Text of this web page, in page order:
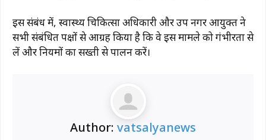
इस संबंध में, स्वास्थ्य चिकित्सा अधिकारी और उप नगर आयुक्त ने
सभी संबंधित पक्षों से आग्रह किया है कि वे इस मामले को गंभीरता से
लें और नियमों का सख्ती से पालन करें।
Author: vatsalyanews